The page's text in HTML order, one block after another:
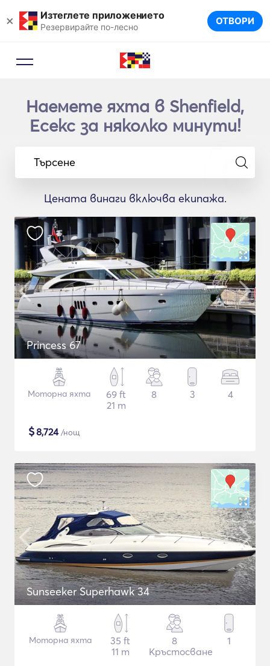
× Изтеглете приложението
Резервирайте по-лесно ОТВОРИ
Наемете яхта в Shenfield,
Есекс за няколко минути!
Търсене
Цената винаги включва екипажа.
Princess 67
Моторна яхта
69 ft
21 m
8 3 4
$8,724/нощ
Sunseeker Superhawk 34
Моторна яхта
35 ft
11 m
8
Кръстосване
1